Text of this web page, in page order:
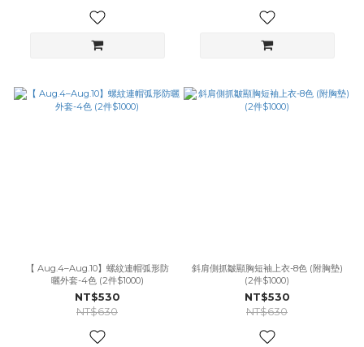
【 Aug.4–Aug.10】螺紋連帽弧形防
曬外套-4色 (2件$1000)
NT$530
NT$630
斜肩側抓皺顯胸短袖上衣-8色 (附胸墊)
(2件$1000)
NT$530
NT$630